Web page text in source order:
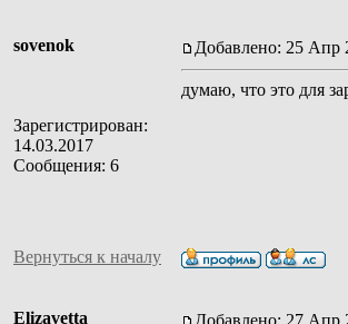
sovenok
Зарегистрирован:
14.03.2017
Сообщения: 6
Добавлено: 25 Апр
думаю, что это для
Вернуться к началу
Elizavetta Добавлено: 27 Апр